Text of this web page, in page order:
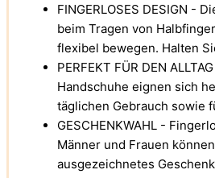
FINGERLOSES DESIGN -
beim Tragen von
flexibel bewegen. Halten
PERFEKT FÜR DEN
Handschuhe eignen sich
täglichen Gebrauch sowie
GESCHENKWAHL -
Männer und Frauen
ausgezeichnetes